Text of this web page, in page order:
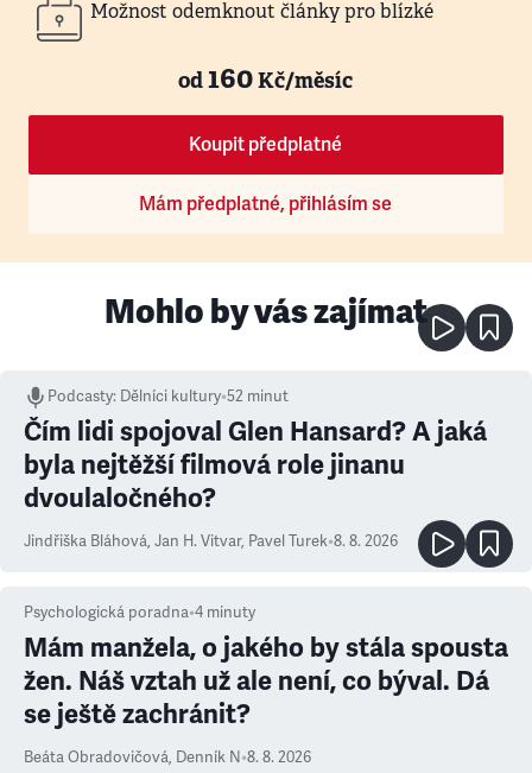
Možnost odemknout články pro blízké
od160Kč/měsíc
Koupit předplatné
Mám předplatné, přihlásím se
Mohlo by vás zajímat
Podcasty: Dělníci kultury•52 minut
Čím lidi spojoval Glen Hansard? A jaká
byla nejtěžší filmová role jinanu
dvoulaločného?
Jindřiška Bláhová, Jan H. Vitvar, Pavel Turek•8. 8. 2026
Psychologická poradna•4 minuty
Mám manžela, o jakého by stála spousta
žen. Náš vztah už ale není, co býval. Dá
se ještě zachránit?
Beáta Obradovičová, Denník N•8. 8. 2026